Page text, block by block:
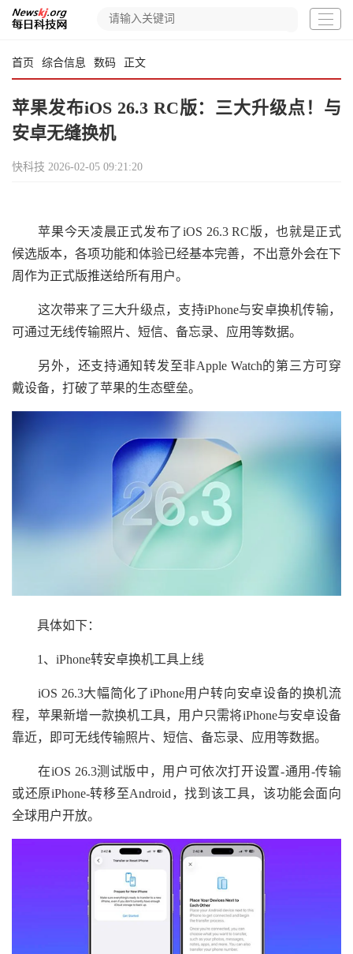
首页 综合信息 数码 正文
苹果发布iOS 26.3 RC版：三大升级点！与
安卓无缝换机
快科技 2026-02-05 09:21:20
苹果今天凌晨正式发布了iOS 26.3 RC版，也就是正式
候选版本，各项功能和体验已经基本完善，不出意外会在下
周作为正式版推送给所有用户。
这次带来了三大升级点，支持iPhone与安卓换机传输，
可通过无线传输照片、短信、备忘录、应用等数据。
另外，还支持通知转发至非Apple Watch的第三方可穿
戴设备，打破了苹果的生态壁垒。
具体如下：
1、iPhone转安卓换机工具上线
iOS 26.3大幅简化了iPhone用户转向安卓设备的换机流
程，苹果新增一款换机工具，用户只需将iPhone与安卓设备
靠近，即可无线传输照片、短信、备忘录、应用等数据。
在iOS 26.3测试版中，用户可依次打开设置-通用-传输
或还原iPhone-转移至Android，找到该工具，该功能会面向
全球用户开放。